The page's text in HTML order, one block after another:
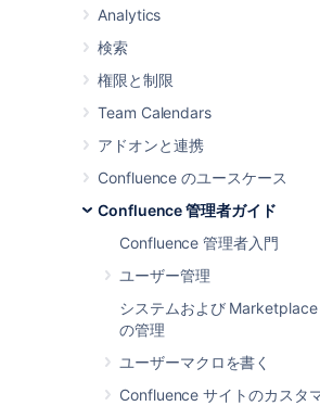
Analytics
検索
権限と制限
Team Calendars
アドオンと連携
Confluence のユースケース
Confluence 管理者ガイド
Confluence 管理者入門
ユーザー管理
システムおよび Marketplace
の管理
ユーザーマクロを書く
Confluence サイトのカスタ
繰り返し回数を定めることができ
ログイン試行が一定回数（既定は
たあと、再度ログインしようとする
Confluence はユーザーに指定した
す。これによって Confluence のロ
対する総当たり攻撃を防ぐことがで
同様に、REST API、XML-RPC、ま
API エンドポイントを介した認証
すると、Captcha が自動的に有効
API エンドポイントを再度正常に呼
まず Web インターフェイスを使用
し、Captcha 認証を完了する必要
XML-RPC または SOAP
ポイント (Confluence 5.5
非推奨) では、エラー メッ